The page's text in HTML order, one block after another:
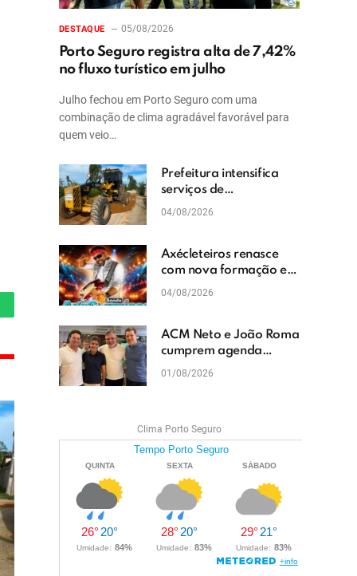
DESTAQUE 05/08/2026
Porto Seguro registra alta de 7,42%
no fluxo turístico em julho
Julho fechou em Porto Seguro com uma
combinação de clima agradável favorável para
quem veio…
Prefeitura intensifica
serviços de
patrolamento e
04/08/2026
Axécleteiros renasce
com nova formação e
promete agitar os
04/08/2026
ACM Neto e João Roma
cumprem agenda
política em Teixeira de
01/08/2026
Clima Porto Seguro